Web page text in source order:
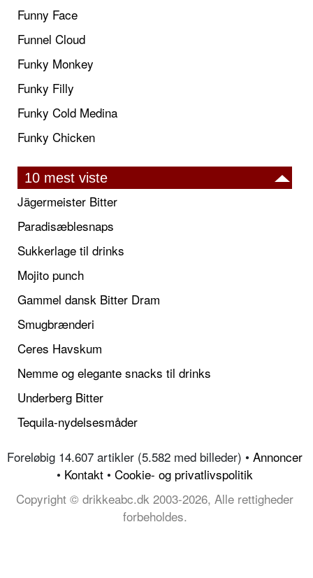
Funny Face
Funnel Cloud
Funky Monkey
Funky Filly
Funky Cold Medina
Funky Chicken
10 mest viste
Jägermeister Bitter
Paradisæblesnaps
Sukkerlage til drinks
Mojito punch
Gammel dansk Bitter Dram
Smugbrænderi
Ceres Havskum
Nemme og elegante snacks til drinks
Underberg Bitter
Tequila-nydelsesmåder
Foreløbig 14.607 artikler (5.582 med billeder) • Annoncer
• Kontakt • Cookie- og privatlivspolitik
Copyright © drikkeabc.dk 2003-2026, Alle rettigheder
forbeholdes.